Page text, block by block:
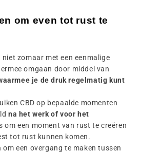
om even tot rust te
zomaar met een eenmalige
omgaan door middel van
je de druk regelmatig kunt
CBD op bepaalde momenten
na het werk of voor het
om een moment van rust te creëren
tot rust kunnen komen.
een overgang te maken tussen